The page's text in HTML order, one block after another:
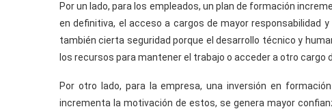
Por un lado, para los empleados, un plan de formación
en definitiva, el acceso a cargos de mayor responsabilidad
también cierta seguridad porque el desarrollo técnico y
los recursos para mantener el trabajo o acceder a otro cargo
Por otro lado, para la empresa, una inversión en
incrementa la motivación de estos, se genera mayor